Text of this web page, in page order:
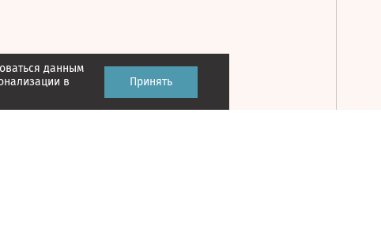
данным
в
Принять